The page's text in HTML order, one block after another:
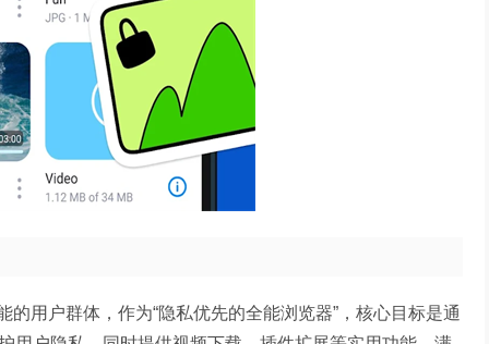
用户群体，作为“隐私优先的全能浏览器”，核心目标是通